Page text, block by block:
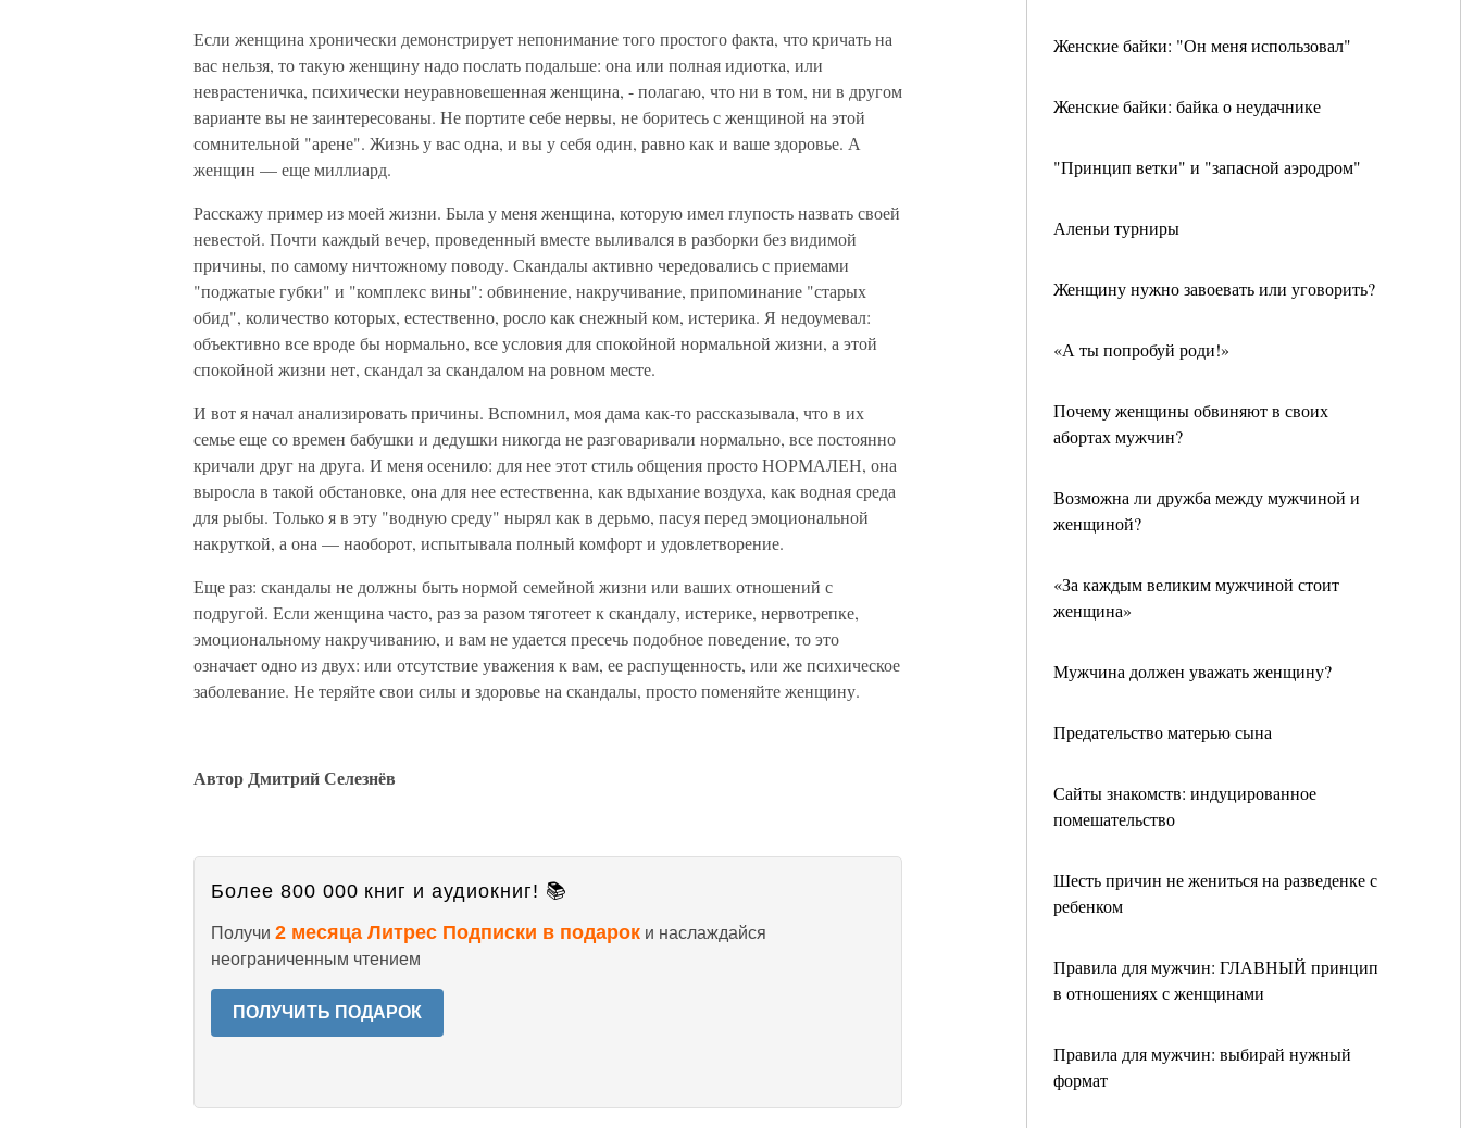
Женские байки: "Он меня использовал"
Женские байки: байка о неудачнике
"Принцип ветки" и "запасной аэродром"
Аленьи турниры
Женщину нужно завоевать или уговорить?
«А ты попробуй роди!»
Почему женщины обвиняют в своих
абортах мужчин?
Возможна ли дружба между мужчиной и
женщиной?
«За каждым великим мужчиной стоит
женщина»
Мужчина должен уважать женщину?
Предательство матерью сына
Сайты знакомств: индуцированное
помешательство
Шесть причин не жениться на разведенке с
ребенком
Правила для мужчин: ГЛАВНЫЙ принцип
в отношениях с женщинами
Правила для мужчин: выбирай нужный
формат
Если женщина хронически демонстрирует непонимание того простого факта, что кричать на
вас нельзя, то такую женщину надо послать подальше: она или полная идиотка, или
неврастеничка, психически неуравновешенная женщина, - полагаю, что ни в том, ни в другом
варианте вы не заинтересованы. Не портите себе нервы, не боритесь с женщиной на этой
сомнительной "арене". Жизнь у вас одна, и вы у себя один, равно как и ваше здоровье. А
женщин — еще миллиард.
Расскажу пример из моей жизни. Была у меня женщина, которую имел глупость назвать своей
невестой. Почти каждый вечер, проведенный вместе выливался в разборки без видимой
причины, по самому ничтожному поводу. Скандалы активно чередовались с приемами
"поджатые губки" и "комплекс вины": обвинение, накручивание, припоминание "старых
обид", количество которых, естественно, росло как снежный ком, истерика. Я недоумевал:
объективно все вроде бы нормально, все условия для спокойной нормальной жизни, а этой
спокойной жизни нет, скандал за скандалом на ровном месте.
И вот я начал анализировать причины. Вспомнил, моя дама как-то рассказывала, что в их
семье еще со времен бабушки и дедушки никогда не разговаривали нормально, все постоянно
кричали друг на друга. И меня осенило: для нее этот стиль общения просто НОРМАЛЕН, она
выросла в такой обстановке, она для нее естественна, как вдыхание воздуха, как водная среда
для рыбы. Только я в эту "водную среду" нырял как в дерьмо, пасуя перед эмоциональной
накруткой, а она — наоборот, испытывала полный комфорт и удовлетворение.
Еще раз: скандалы не должны быть нормой семейной жизни или ваших отношений с
подругой. Если женщина часто, раз за разом тяготеет к скандалу, истерике, нервотрепке,
эмоциональному накручиванию, и вам не удается пресечь подобное поведение, то это
означает одно из двух: или отсутствие уважения к вам, ее распущенность, или же психическое
заболевание. Не теряйте свои силы и здоровье на скандалы, просто поменяйте женщину.
Автор Дмитрий Селезнёв
Более 800 000 книг и аудиокниг! 📚
Получи 2 месяца Литрес Подписки в подарок и наслаждайся
неограниченным чтением
ПОЛУЧИТЬ ПОДАРОК